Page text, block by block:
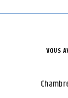
VOUS